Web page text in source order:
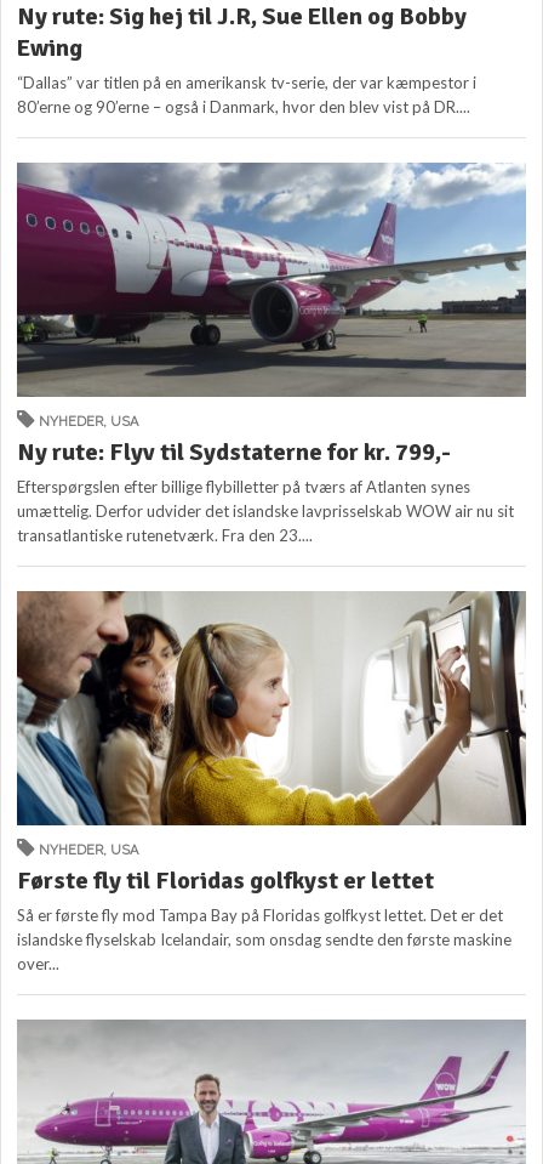
Ny rute: Sig hej til J.R, Sue Ellen og Bobby
Ewing
“Dallas” var titlen på en amerikansk tv-serie, der var kæmpestor i
80’erne og 90’erne – også i Danmark, hvor den blev vist på DR....
NYHEDER, USA
Ny rute: Flyv til Sydstaterne for kr. 799,-
Efterspørgslen efter billige flybilletter på tværs af Atlanten synes
umættelig. Derfor udvider det islandske lavprisselskab WOW air nu sit
transatlantiske rutenetværk. Fra den 23....
NYHEDER, USA
Første fly til Floridas golfkyst er lettet
Så er første fly mod Tampa Bay på Floridas golfkyst lettet. Det er det
islandske flyselskab Icelandair, som onsdag sendte den første maskine
over...